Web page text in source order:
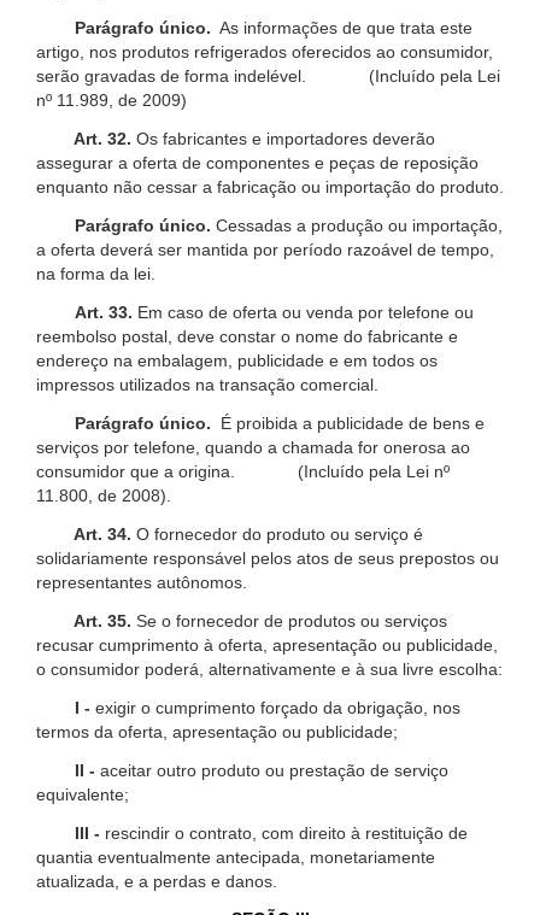
Parágrafo único. As informações de que trata este
artigo, nos produtos refrigerados oferecidos ao consumidor,
serão gravadas de forma indelével. (Incluído pela Lei
nº 11.989, de 2009)
Art. 32. Os fabricantes e importadores deverão
assegurar a oferta de componentes e peças de reposição
enquanto não cessar a fabricação ou importação do produto.
Parágrafo único. Cessadas a produção ou importação,
a oferta deverá ser mantida por período razoável de tempo,
na forma da lei.
Art. 33. Em caso de oferta ou venda por telefone ou
reembolso postal, deve constar o nome do fabricante e
endereço na embalagem, publicidade e em todos os
impressos utilizados na transação comercial.
Parágrafo único.
É proibida a publicidade de bens e
serviços por telefone, quando a chamada for onerosa ao
consumidor que a origina. (Incluído pela Lei nº
11.800, de 2008).
Art. 34. O fornecedor do produto ou serviço é
solidariamente responsável pelos atos de seus prepostos ou
representantes autônomos.
Art. 35. Se o fornecedor de produtos ou serviços
recusar cumprimento à oferta, apresentação ou publicidade,
o consumidor poderá, alternativamente e à sua livre escolha:
I - exigir o cumprimento forçado da obrigação, nos
termos da oferta, apresentação ou publicidade;
II - aceitar outro produto ou prestação de serviço
equivalente;
III - rescindir o contrato, com direito à restituição de
quantia eventualmente antecipada, monetariamente
atualizada, e a perdas e danos.